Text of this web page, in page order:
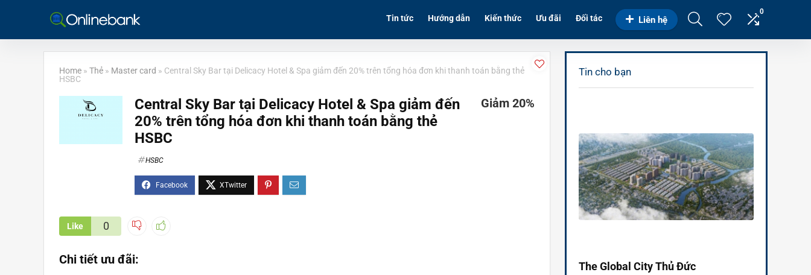
Tin tức Hướng dẫn Kiến thức Ưu đãi Đối tác Liên hệ
0
Home » Thẻ » Master card » Central Sky Bar tại Delicacy Hotel & Spa giảm đến 20% trên tổng hóa đơn khi thanh toán bằng thẻ
HSBC
Central Sky Bar tại Delicacy Hotel & Spa giảm đến
20% trên tổng hóa đơn khi thanh toán bằng thẻ
HSBC
HSBC
Giảm 20%
Like 0
Chi tiết ưu đãi:
Tin cho bạn
The Global City Thủ Đức